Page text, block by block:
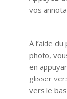
vos
À l’aide
photo,
en
glisser
vers le